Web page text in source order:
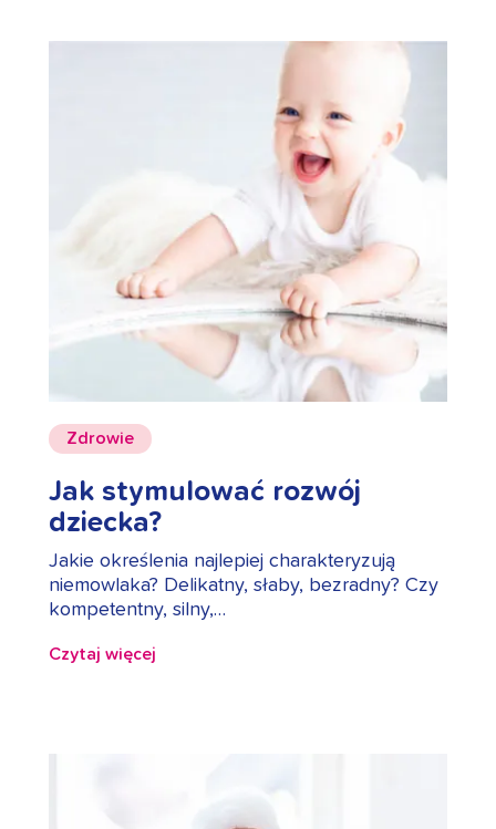
Zdrowie
Jak stymulować rozwój
dziecka?
Jakie określenia najlepiej charakteryzują
niemowlaka? Delikatny, słaby, bezradny? Czy
kompetentny, silny,…
Czytaj więcej